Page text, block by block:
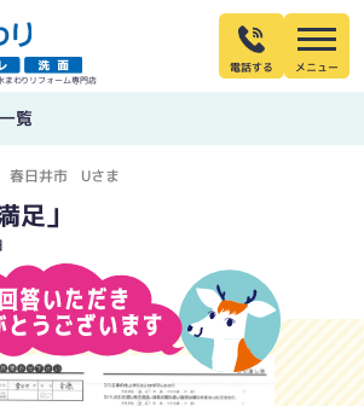
まわりリフォーム専門店
電話する
覧
春日井市 Uさま
足」